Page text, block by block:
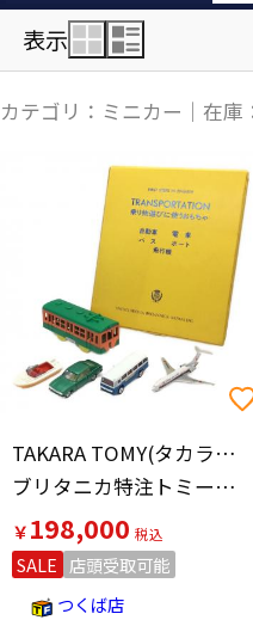
表示
カテゴリ：ミニカー｜在庫
TAKARA TOMY(タカラトミー)
ブリタニカ特注トミーセット TRANSPORTATION 乗り物遊びに使うおもちゃ 自動車 電車 バス ボート 飛行機 TOMY(トミー)
￥198,000
SALE 店頭受取可能
つくば店